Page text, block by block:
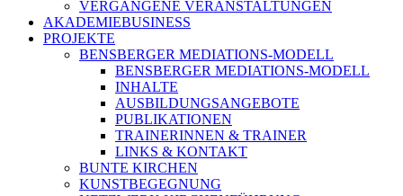
VERGANGENE VERANSTALTUNGEN
AKADEMIEBUSINESS
PROJEKTE
BENSBERGER MEDIATIONS-MODELL
BENSBERGER MEDIATIONS-MODELL
INHALTE
AUSBILDUNGSANGEBOTE
PUBLIKATIONEN
TRAINERINNEN & TRAINER
LINKS & KONTAKT
BUNTE KIRCHEN
KUNSTBEGEGNUNG